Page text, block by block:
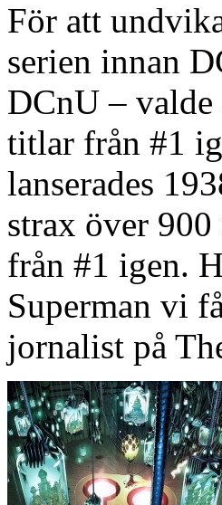
För att
serien innan
DCnU – valde
titlar från #1
lanserades
strax över 900
från #1 igen.
Superman vi
jornalist på